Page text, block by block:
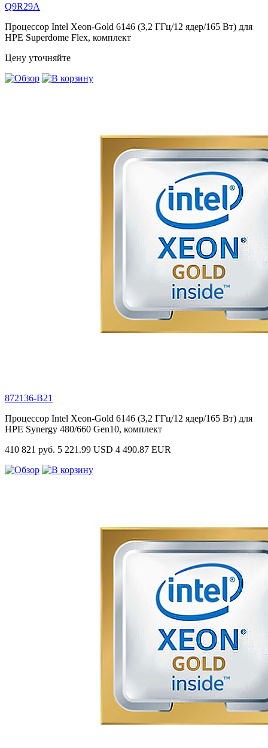
Q9R29A
Процессор Intel Xeon-Gold 6146 (3,2 ГГц/12 ядер/165 Вт) для
HPE Superdome Flex, комплект
Цену уточняйте
872136-B21
Процессор Intel Xeon-Gold 6146 (3,2 ГГц/12 ядер/165 Вт) для
HPE Synergy 480/660 Gen10, комплект
410 821 руб. 5 221.99 USD 4 490.87 EUR